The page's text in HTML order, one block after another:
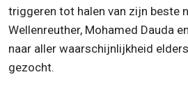
triggeren tot halen van zijn beste
Wellenreuther, Mohamed Dauda
naar aller waarschijnlijkheid
gezocht.